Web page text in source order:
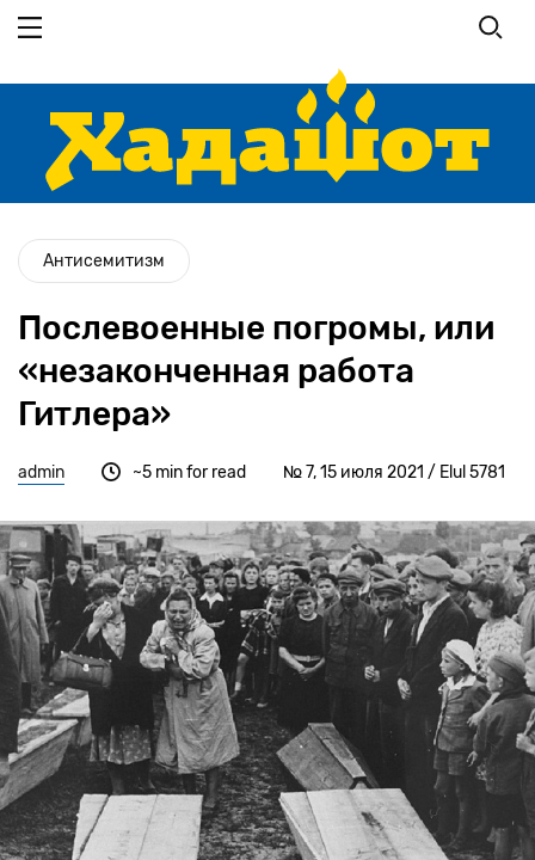
основному
Антисемитизм
Послевоенные погромы, или
«незаконченная работа
Гитлера»
admin № 7, 15 июля 2021 / Elul 5781
~5 min for read